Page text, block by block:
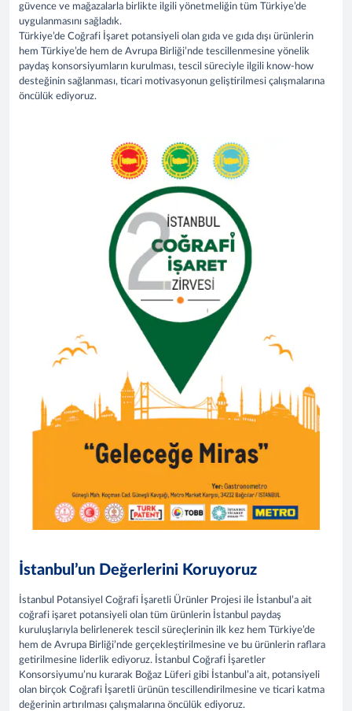
güvence ve mağazalarla birlikte ilgili yönetmeliğin tüm Türkiye’de
uygulanmasını sağladık.
Türkiye’de Coğrafi İşaret potansiyeli olan gıda ve gıda dışı ürünlerin
hem Türkiye’de hem de Avrupa Birliği’nde tescillenmesine yönelik
paydaş konsorsiyumların kurulması, tescil süreciyle ilgili know-how
desteğinin sağlanması, ticari motivasyonun geliştirilmesi çalışmalarına
öncülük ediyoruz.
İstanbul’un Değerlerini Koruyoruz
İstanbul Potansiyel Coğrafi İşaretli Ürünler Projesi ile İstanbul’a ait
coğrafi işaret potansiyeli olan tüm ürünlerin İstanbul paydaş
kuruluşlarıyla belirlenerek tescil süreçlerinin ilk kez hem Türkiye’de
hem de Avrupa Birliği’nde gerçekleştirilmesine ve bu ürünlerin raflara
getirilmesine liderlik ediyoruz. İstanbul Coğrafi İşaretler
Konsorsiyumu’nu kurarak Boğaz Lüferi gibi İstanbul’a ait, potansiyeli
olan birçok Coğrafi İşaretli ürünün tescillendirilmesine ve ticari katma
değerinin artırılması çalışmalarına öncülük ediyoruz.